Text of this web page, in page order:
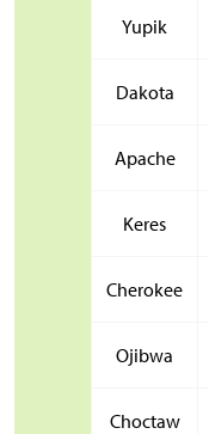
Yupik
Dakota
Apache
Keres
Cherokee
Ojibwa
Choctaw